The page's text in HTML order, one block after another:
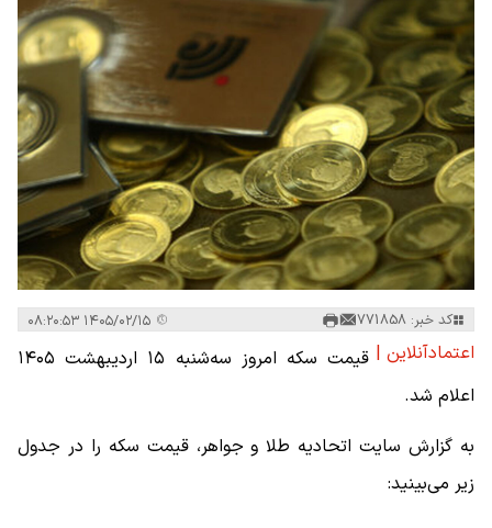
کد خبر: 771858
اعتمادآنلاین |
قیمت سکه امروز سه‌شنبه ۱۵ اردیبهشت ۱۴۰۵
اعلام شد.
به گزارش سایت اتحادیه طلا و جواهر، قیمت سکه را در جدول
زیر‌ می‌بینید: